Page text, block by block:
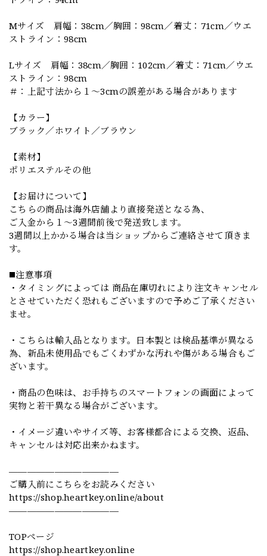
Mサイズ 肩幅：38cm／胸囲：98cm／着丈：71cm／ウエ
ストライン：98cm
Lサイズ 肩幅：38cm／胸囲：102cm／着丈：71cm／ウエ
ストライン：98cm
＃：上記寸法から１～3cmの誤差がある場合があります
【カラー】
ブラック／ホワイト／ブラウン
【素材】
ポリエステルその他
【お届けについて】
こちらの商品は海外店舗より直接発送となる為、
ご入金から１～3週間前後で発送致します。
3週間以上かかる場合は当ショップからご連絡させて頂きま
す。
◼️注意事項
・タイミングによっては 商品在庫切れにより注文キャンセル
とさせていただく恐れもございますので予めご了承ください
ませ。
・こちらは輸入品となります。日本製とは検品基準が異なる
為、新品未使用品でもごくわずかな汚れや傷がある場合もご
ざいます。
・商品の色味は、お手持ちのスマートフォンの画面によって
実物と若干異なる場合がございます。
・イメージ違いやサイズ等、お客様都合による交換、返品、
キャンセルは対応出来かねます。
————————————
ご購入前にこちらをお読みください
https://shop.heartkey.online/about
————————————
TOPページ
https://shop.heartkey.online